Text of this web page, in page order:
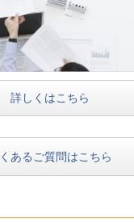
詳しくはこちら
あるご質問はこちら